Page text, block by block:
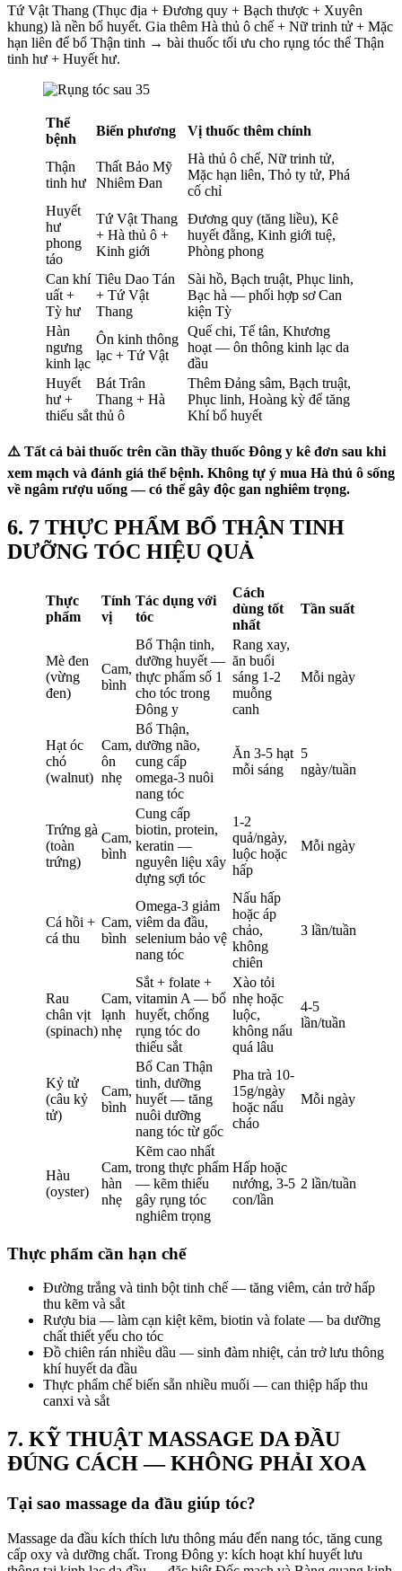
Tứ Vật Thang (Thục địa + Đương quy + Bạch thược + Xuyên
khung) là nền bổ huyết. Gia thêm Hà thủ ô chế + Nữ trinh tử + Mặc
hạn liên để bổ Thận tinh → bài thuốc tối ưu cho rụng tóc thể Thận
tinh hư + Huyết hư.
Thể
bệnh
Biến phương Vị thuốc thêm chính
Thận
tinh hư
Thất Bảo Mỹ
Nhiêm Đan
Hà thủ ô chế, Nữ trinh tử,
Mặc hạn liên, Thỏ ty tử, Phá
cố chỉ
Huyết
hư
phong
táo
Tứ Vật Thang
+ Hà thủ ô +
Kinh giới
Đương quy (tăng liều), Kê
huyết đằng, Kinh giới tuệ,
Phòng phong
Can khí
uất +
Tỳ hư
Tiêu Dao Tán
+ Tứ Vật
Thang
Sài hồ, Bạch truật, Phục linh,
Bạc hà — phối hợp sơ Can
kiện Tỳ
Hàn
ngưng
kinh lạc
Ôn kinh thông
lạc + Tứ Vật
Quế chi, Tế tân, Khương
hoạt — ôn thông kinh lạc da
đầu
Huyết
hư +
thiếu sắt
Bát Trân
Thang + Hà
thủ ô
Thêm Đảng sâm, Bạch truật,
Phục linh, Hoàng kỳ để tăng
Khí bổ huyết
⚠️ Tất cả bài thuốc trên cần thầy thuốc Đông y kê đơn sau khi
xem mạch và đánh giá thể bệnh. Không tự ý mua Hà thủ ô sống
về ngâm rượu uống — có thể gây độc gan nghiêm trọng.
6. 7 THỰC PHẨM BỔ THẬN TINH
DƯỠNG TÓC HIỆU QUẢ
Thực
phẩm
Tính
vị
Tác dụng với
tóc
Cách
dùng tốt
nhất
Tần suất
Mè đen
(vừng
đen)
Cam,
bình
Bổ Thận tinh,
dưỡng huyết —
thực phẩm số 1
cho tóc trong
Đông y
Rang xay,
ăn buổi
sáng 1-2
muỗng
canh
Mỗi ngày
Hạt óc
chó
(walnut)
Cam,
ôn
nhẹ
Bổ Thận,
dưỡng não,
cung cấp
omega-3 nuôi
nang tóc
Ăn 3-5 hạt
mỗi sáng
5
ngày/tuần
Trứng gà
(toàn
trứng)
Cam,
bình
Cung cấp
biotin, protein,
keratin —
nguyên liệu xây
dựng sợi tóc
1-2
quả/ngày,
luộc hoặc
hấp
Mỗi ngày
Cá hồi +
cá thu
Cam,
bình
Omega-3 giảm
viêm da đầu,
selenium bảo vệ
nang tóc
Nấu hấp
hoặc áp
chảo,
không
chiên
3 lần/tuần
Rau
chân vịt
(spinach)
Cam,
lạnh
nhẹ
Sắt + folate +
vitamin A — bổ
huyết, chống
rụng tóc do
thiếu sắt
Xào tỏi
nhẹ hoặc
luộc,
không nấu
quá lâu
4-5
lần/tuần
Kỷ tử
(câu kỷ
tử)
Cam,
bình
Bổ Can Thận
tinh, dưỡng
huyết — tăng
nuôi dưỡng
nang tóc từ gốc
Pha trà 10-
15g/ngày
hoặc nấu
cháo
Mỗi ngày
Hàu
(oyster)
Cam,
hàn
nhẹ
Kẽm cao nhất
trong thực phẩm
— kẽm thiếu
gây rụng tóc
nghiêm trọng
Hấp hoặc
nướng, 3-5
con/lần
2 lần/tuần
Thực phẩm cần hạn chế
Đường trắng và tinh bột tinh chế — tăng viêm, cản trở hấp
thu kẽm và sắt
Rượu bia — làm cạn kiệt kẽm, biotin và folate — ba dưỡng
chất thiết yếu cho tóc
Đồ chiên rán nhiều dầu — sinh đàm nhiệt, cản trở lưu thông
khí huyết da đầu
Thực phẩm chế biến sẵn nhiều muối — can thiệp hấp thu
canxi và sắt
7. KỸ THUẬT MASSAGE DA ĐẦU
ĐÚNG CÁCH — KHÔNG PHẢI XOA
Tại sao massage da đầu giúp tóc?
Massage da đầu kích thích lưu thông máu đến nang tóc, tăng cung
cấp oxy và dưỡng chất. Trong Đông y: kích hoạt khí huyết lưu